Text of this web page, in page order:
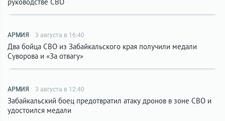
АРМИЯ 3 августа в 16:40
Два бойца СВО из Забайкальского края получили медали
Суворова и «За отвагу»
АРМИЯ 3 августа в 12:40
Забайкальский боец предотвратил атаку дронов в зоне СВО и
удостоился медали